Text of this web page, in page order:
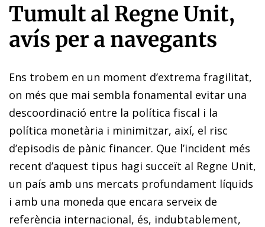
Tumult al Regne Unit,
avís per a navegants
Ens trobem en un moment d’extrema fragilitat,
on més que mai sembla fonamental evitar una
descoordinació entre la política fiscal i la
política monetària i minimitzar, així, el risc
d’episodis de pànic financer. Que l’incident més
recent d’aquest tipus hagi succeït al Regne Unit,
un país amb uns mercats profundament líquids
i amb una moneda que encara serveix de
referència internacional, és, indubtablement,